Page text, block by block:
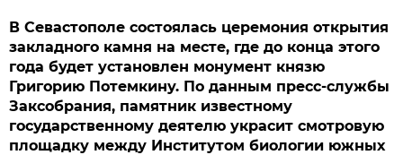
В Севастополе состоялась церемония открытия
закладного камня на месте, где до конца этого
года будет установлен монумент князю
Григорию Потемкину. По данным пресс-службы
Заксобрания, памятник известному
государственному деятелю украсит смотровую
площадку между Институтом биологии южных